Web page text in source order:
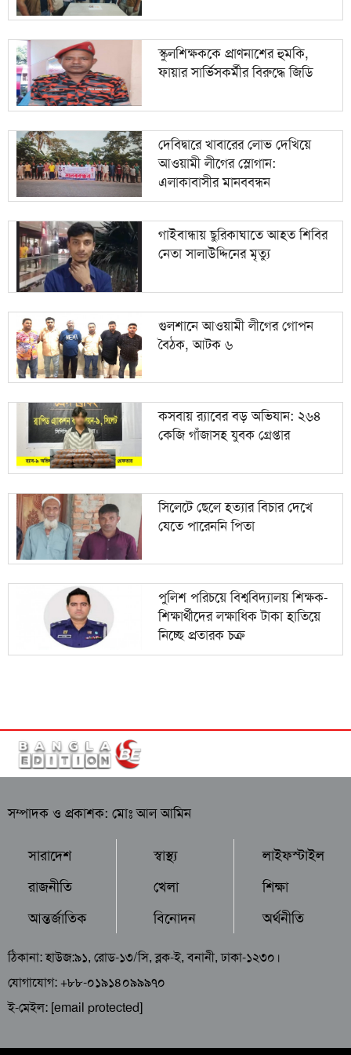
স্লোগান: এলাকাবাসীর মানববন্ধন
স্কুলশিক্ষককে প্রাণনাশের হুমকি,
ফায়ার সার্ভিসকর্মীর বিরুদ্ধে জিডি
দেবিদ্বারে খাবারের লোভ দেখিয়ে
আওয়ামী লীগের স্লোগান:
এলাকাবাসীর মানববন্ধন
গাইবান্ধায় ছুরিকাঘাতে আহত শিবির
নেতা সালাউদ্দিনের মৃত্যু
গুলশানে আওয়ামী লীগের গোপন
বৈঠক, আটক ৬
কসবায় র‍্যাবের বড় অভিযান: ২৬৪
কেজি গাঁজাসহ যুবক গ্রেপ্তার
সিলেটে ছেলে হত্যার বিচার দেখে
যেতে পারেননি পিতা
পুলিশ পরিচয়ে বিশ্ববিদ্যালয় শিক্ষক-
শিক্ষার্থীদের লক্ষাধিক টাকা হাতিয়ে
নিচ্ছে প্রতারক চক্র
সম্পাদক ও প্রকাশক: মোঃ আল আমিন
সারাদেশ
রাজনীতি
আন্তর্জাতিক
স্বাস্থ্য
খেলা
বিনোদন
লাইফস্টাইল
শিক্ষা
অর্থনীতি
ঠিকানা: হাউজ:৯১, রোড-১৩/সি, ব্লক-ই, বনানী, ঢাকা-১২৩০।
যোগাযোগ: +৮৮-০১৯১৪০৯৯৯৭০
ই-মেইল: [email protected]